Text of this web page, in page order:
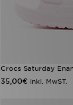
Crocs Saturday
35,00€ inkl. MwST.